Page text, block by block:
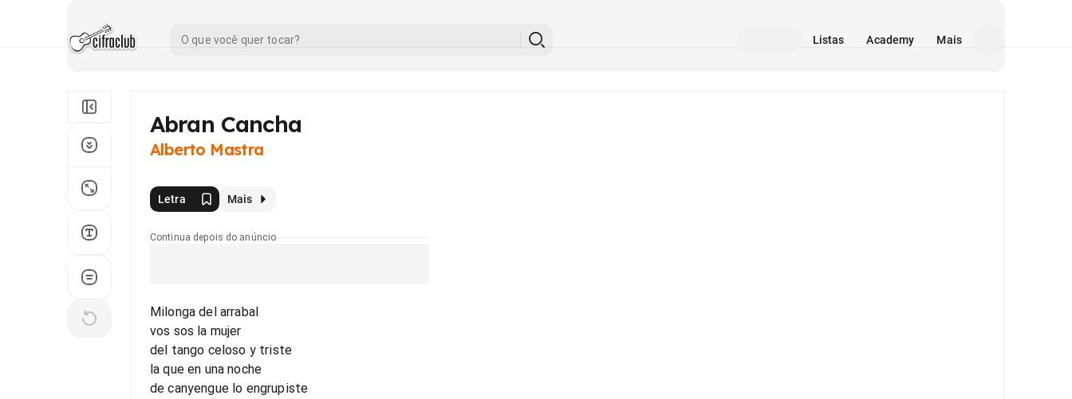
Listas Academy Mais
Abran Cancha
Alberto Mastra
Letra Mais
Continua depois do anúncio
Milonga del arrabal
vos sos la mujer
del tango celoso y triste
la que en una noche
de canyengue lo engrupiste